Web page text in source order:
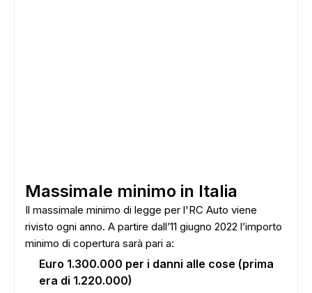
Massimale minimo in Italia
Il massimale minimo di legge per l'RC Auto viene
rivisto ogni anno. A partire dall’11 giugno 2022 l’importo
minimo di copertura sarà pari a:
Euro 1.300.000 per i danni alle cose (prima
era di 1.220.000)